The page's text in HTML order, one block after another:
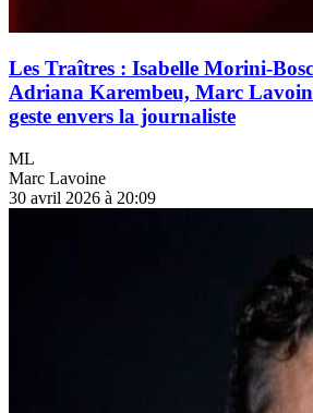
Les Traîtres : Isabelle Morini-
Adriana Karembeu, Marc
geste envers la journaliste
ML
Marc Lavoine
30 avril 2026 à 20:09